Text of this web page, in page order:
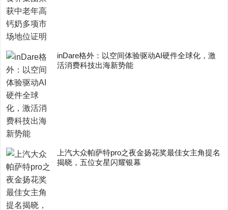
inDare格外：以空间体验驱动AI硬件全球化，激
活消费科技出海新势能
上汽大众帕萨特pro之夜金扬花奖最佳女主角提名
揭晓，五位女星闪耀银幕